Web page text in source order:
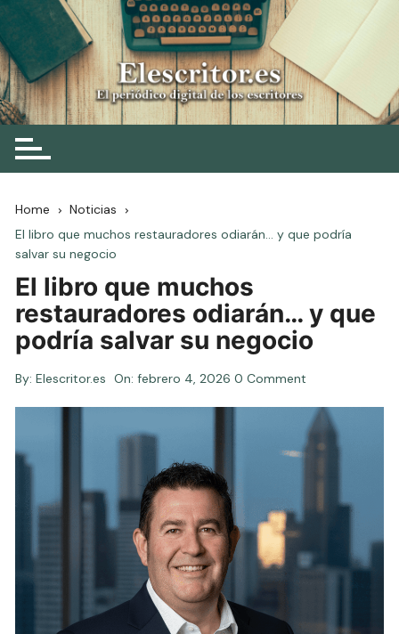
Skip
to
content
Elescritor.es
El periódico digital de los escritores
Home
Noticias
El libro que muchos restauradores odiarán… y que podría
salvar su negocio
El libro que muchos
restauradores odiarán… y que
podría salvar su negocio
By: Elescritor.es On:febrero 4, 2026 0 Comment